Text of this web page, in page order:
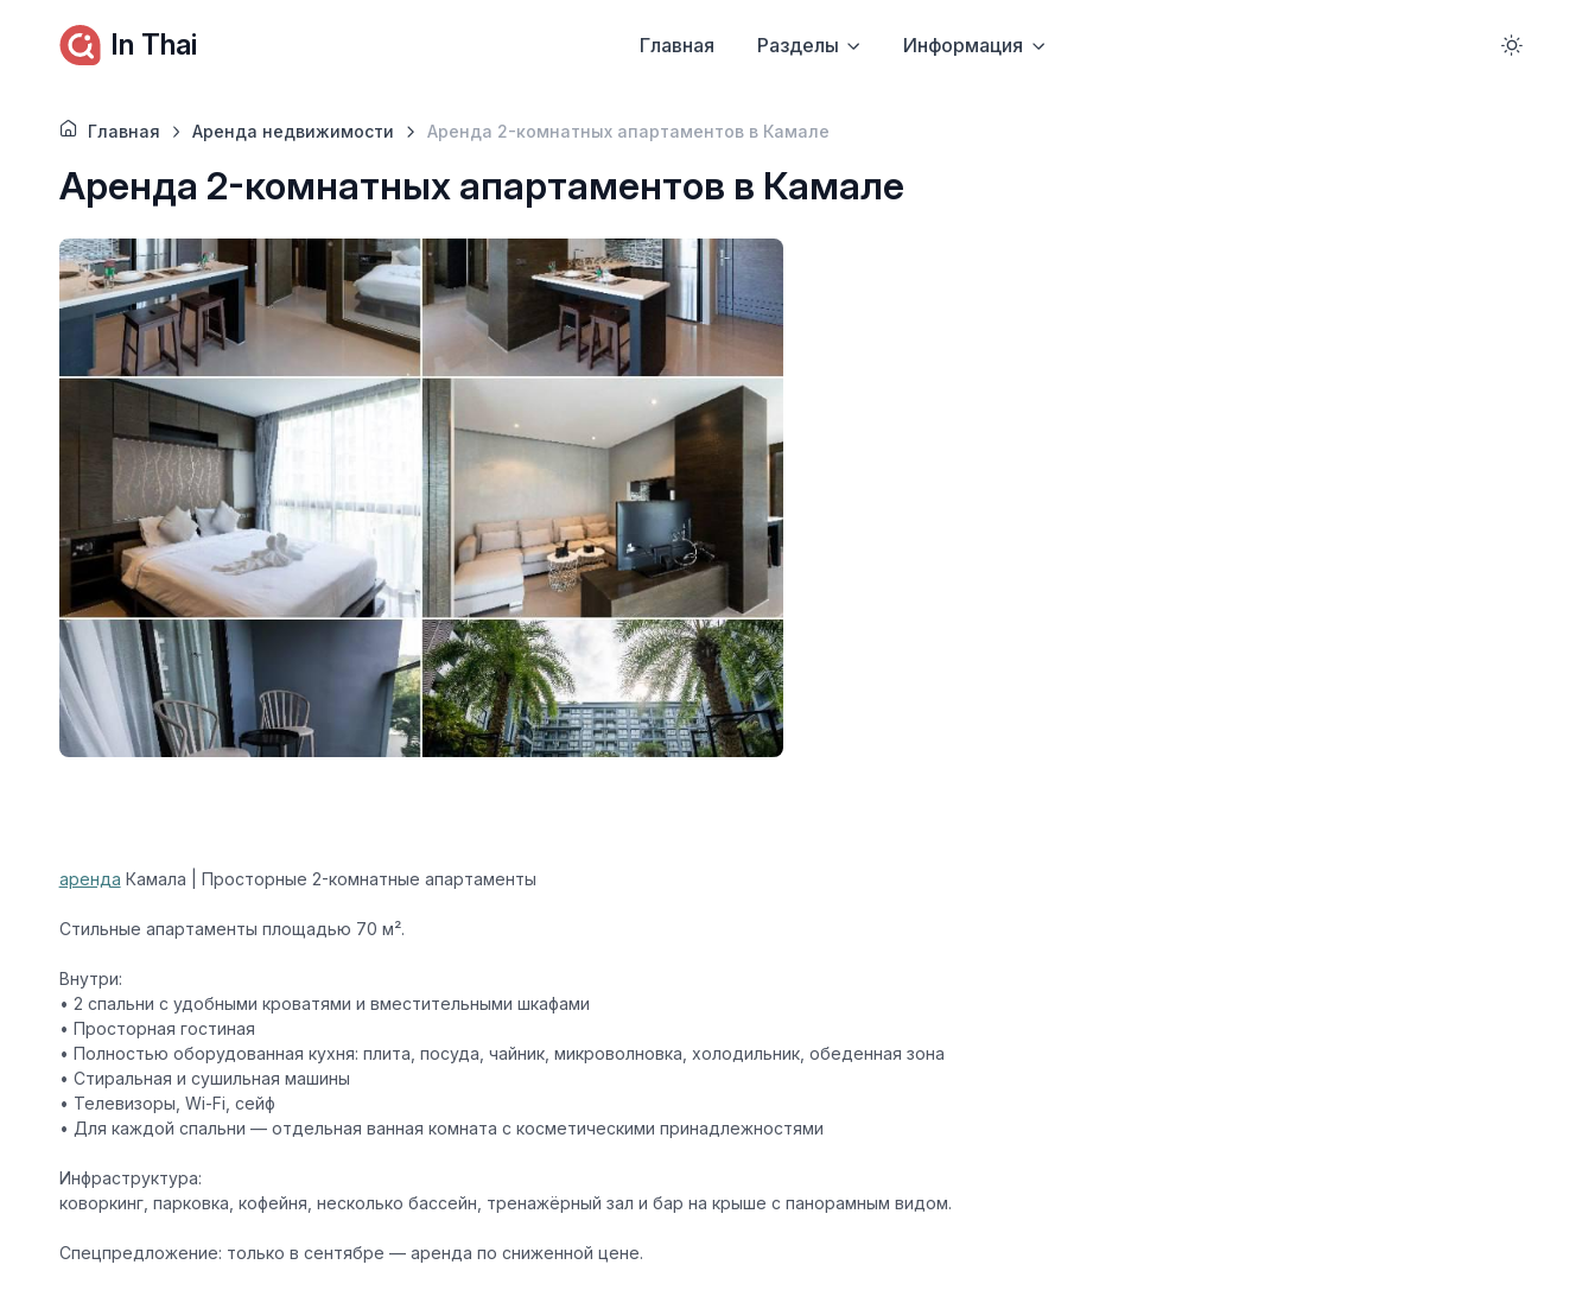
In Thai Главная Разделы Информация
Главная Аренда недвижимости Аренда 2-комнатных апартаментов в Камале
Аренда 2-комнатных апартаментов в Камале
аренда Камала | Просторные 2-комнатные апартаменты
Стильные апартаменты площадью 70 м².
Внутри:
• 2 спальни с удобными кроватями и вместительными шкафами
• Просторная гостиная
• Полностью оборудованная кухня: плита, посуда, чайник, микроволновка, холодильник, обеденная зона
• Стиральная и сушильная машины
• Телевизоры, Wi-Fi, сейф
• Для каждой спальни — отдельная ванная комната с косметическими принадлежностями
Инфраструктура:
коворкинг, парковка, кофейня, несколько бассейн, тренажёрный зал и бар на крыше с панорамным видом.
Спецпредложение: только в сентябре — аренда по сниженной цене.